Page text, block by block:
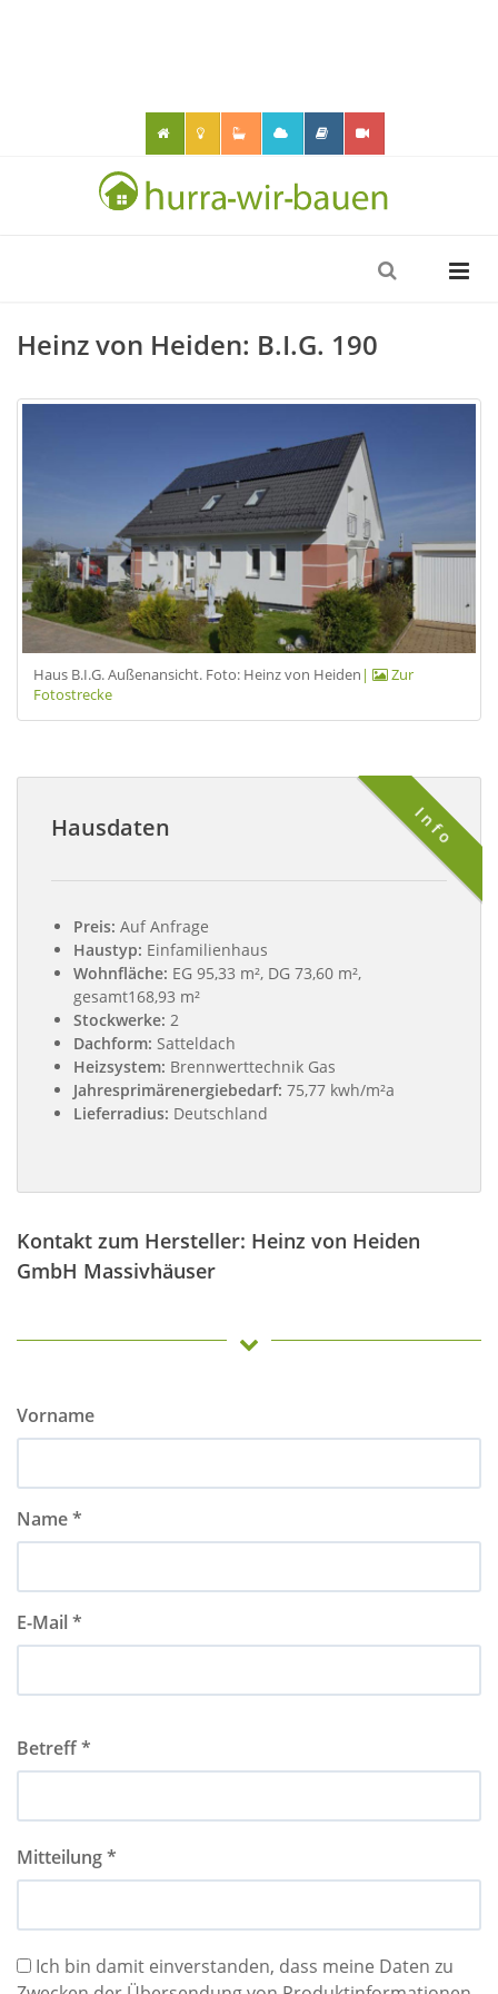
Heinz von Heiden: B.I.G. 190
Haus B.I.G. Außenansicht. Foto: Heinz von Heiden |
Zur
Fotostrecke
Info
Hausdaten
Preis: Auf Anfrage
Haustyp: Einfamilienhaus
Wohnfläche: EG 95,33 m², DG 73,60 m²,
gesamt168,93 m²
Stockwerke: 2
Dachform: Satteldach
Heizsystem: Brennwerttechnik Gas
Jahresprimärenergiebedarf: 75,77 kwh/m²a
Lieferradius: Deutschland
Kontakt zum Hersteller: Heinz von Heiden
GmbH Massivhäuser
Vorname
Name *
E-Mail *
Betreff *
Mitteilung *
Ich bin damit einverstanden, dass meine Daten zu